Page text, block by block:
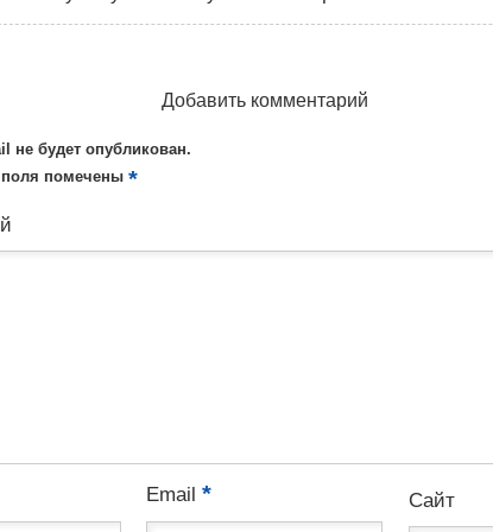
Добавить комментарий
не будет опубликован.
помечены *
Email* Сайт